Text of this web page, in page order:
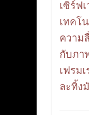
เซิร์ฟ
เทคโ
ความ
กับภา
เฟรม
ละทิ้ง